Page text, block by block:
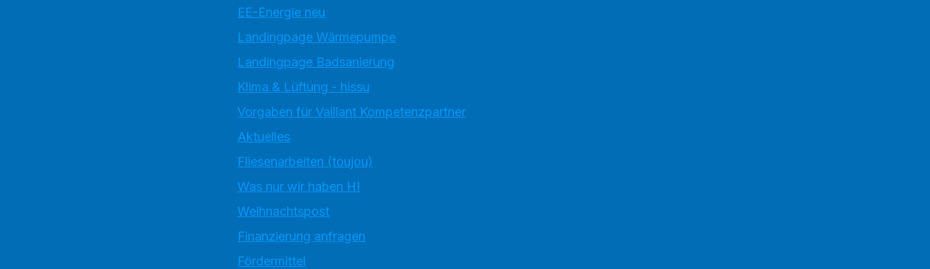
EE-Energie neu
Landingpage Wärmepumpe
Landingpage Badsanierung
Klima & Lüftung - hissu
Vorgaben für Vaillant Kompetenzpartner
Aktuelles
Fliesenarbeiten (toujou)
Was nur wir haben HI
Weihnachtspost
Finanzierung anfragen
Fördermittel